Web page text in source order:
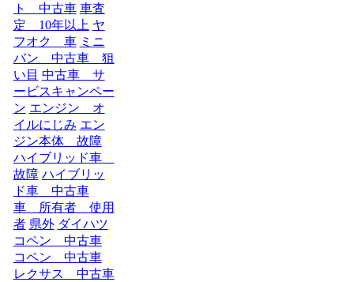
ト 中古車 車査
定 10年以上 ヤ
フオク 車 ミニ
バン 中古車 狙
い目 中古車 サ
ービスキャンペー
ン エンジン オ
イルにじみ エン
ジン本体 故障
ハイブリッド車
故障 ハイブリッ
ド車 中古車
車 所有者 使用
者 県外 ダイハツ
コペン 中古車
コペン 中古車
レクサス 中古車